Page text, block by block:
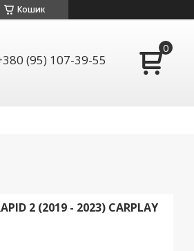
Кошик
(95) 107-39-55
2 (2019 - 2023) CARPLAY